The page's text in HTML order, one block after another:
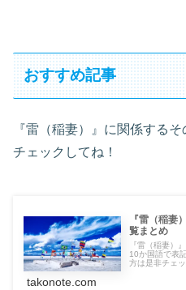
おすすめ記事
『雷（稲妻）』に関係する
チェックしてね！
『雷（稲妻
覧まとめ
『雷（稲妻）
10か国語で表
方は是非チェ
takonote.com